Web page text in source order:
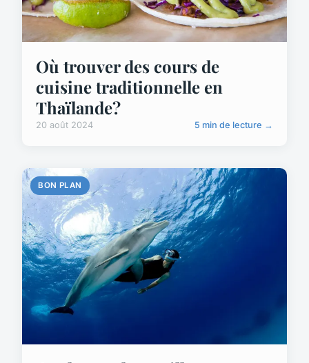
Où trouver des cours de
cuisine traditionnelle en
Thaïlande?
20 août 2024 5 min de lecture →
BON PLAN